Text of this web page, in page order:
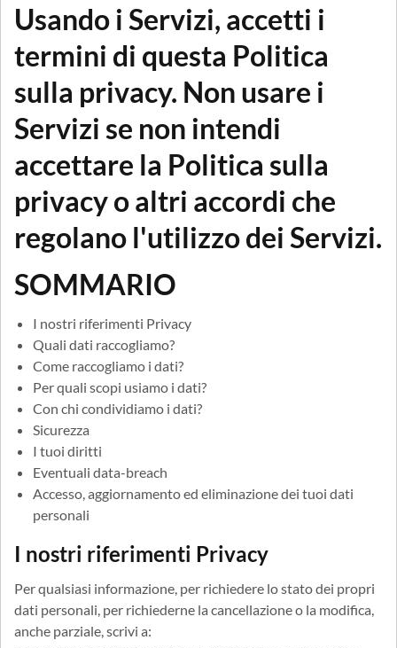
Usando i Servizi, accetti i
termini di questa Politica
sulla privacy. Non usare i
Servizi se non intendi
accettare la Politica sulla
privacy o altri accordi che
regolano l'utilizzo dei Servizi.
SOMMARIO
I nostri riferimenti Privacy
Quali dati raccogliamo?
Come raccogliamo i dati?
Per quali scopi usiamo i dati?
Con chi condividiamo i dati?
Sicurezza
I tuoi diritti
Eventuali data-breach
Accesso, aggiornamento ed eliminazione dei tuoi dati
personali
I nostri riferimenti Privacy
Per qualsiasi informazione, per richiedere lo stato dei propri
dati personali, per richiederne la cancellazione o la modifica,
anche parziale, scrivi a: